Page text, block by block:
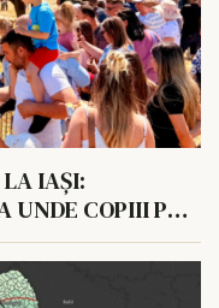
IAȘI:
COPIII POT